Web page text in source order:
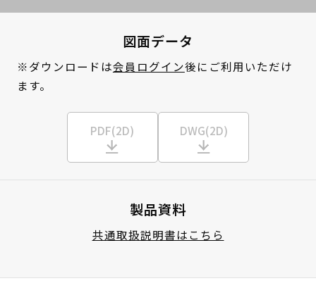
図面データ
※ダウンロードは会員ログイン後にご利用いただけ
ます。
PDF(2D) DWG(2D)
製品資料
共通取扱説明書はこちら